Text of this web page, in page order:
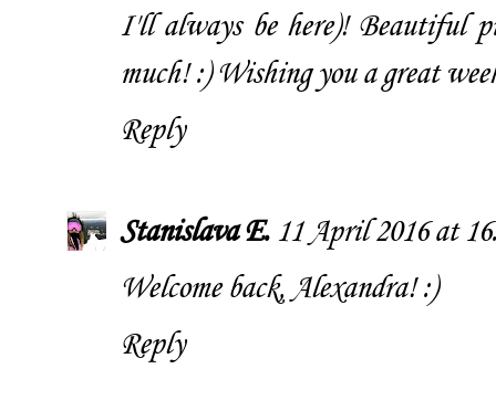
I'll always be here)! Beautiful
much! :) Wishing you a great
Reply
Stanislava E. 11 April 2016 at
Welcome back, Alexandra! :)
Reply